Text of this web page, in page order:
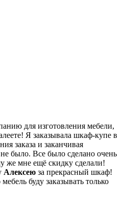
для изготовления мебели,
Я заказывала шкаф-купе в
заказа и заканчивая
было. Все было сделано очень
же мне ещё скидку сделали!
Алексею за прекрасный шкаф!
буду заказывать только